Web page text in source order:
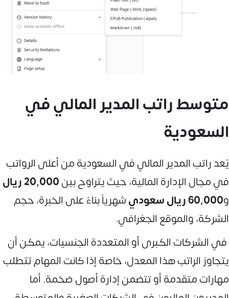
متوسط راتب المدير المالي في
السعودية
يُعد راتب المدير المالي في السعودية من أعلى الرواتب
في مجال الإدارة المالية، حيث يتراوح بين20,000 ريال
و60,000 ريال سعودي
شهرياً بناءً على الخبرة، حجم
الشركة، والموقع الجغرافي.
في الشركات الكبرى أو المتعددة الجنسيات، يمكن أن
يتجاوز الراتب هذا المعدل، خاصة إذا كانت المهام تتطلب
مهارات متقدمة أو تتضمن إدارة أصول ضخمة. أما